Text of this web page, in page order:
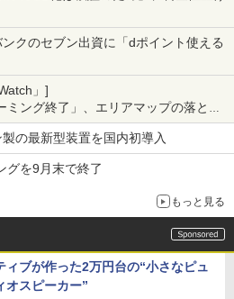
クのセブン出資に「dポイント使える
」]
ミング終了」、エリアマップの落とし
の最新型装置を国内初導入
グを9月末で終了
もっと見る
ィブが作った2万円台の“小さなピュ
オスピーカー”